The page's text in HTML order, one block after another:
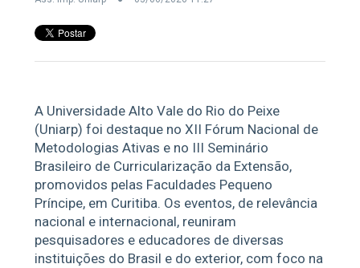
A Universidade Alto Vale do Rio do Peixe
(Uniarp) foi destaque no XII Fórum Nacional de
Metodologias Ativas e no III Seminário
Brasileiro de Curricularização da Extensão,
promovidos pelas Faculdades Pequeno
Príncipe, em Curitiba. Os eventos, de relevância
nacional e internacional, reuniram
pesquisadores e educadores de diversas
instituições do Brasil e do exterior, com foco na